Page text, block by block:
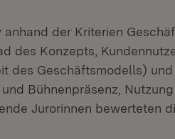
anhand der Kriterien
des Konzepts,
des Geschäftsmodells)
Bühnenpräsenz,
Jurorinnen bewerteten